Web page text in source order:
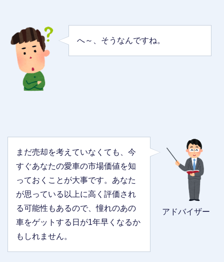
へ～、そうなんですね。
アドバイザー
まだ売却を考えていなくても、今
すぐあなたの愛車の市場価値を知
っておくことが大事です。あなた
が思っている以上に高く評価され
る可能性もあるので、憧れのあの
車をゲットする日が1年早くなるか
もしれません。